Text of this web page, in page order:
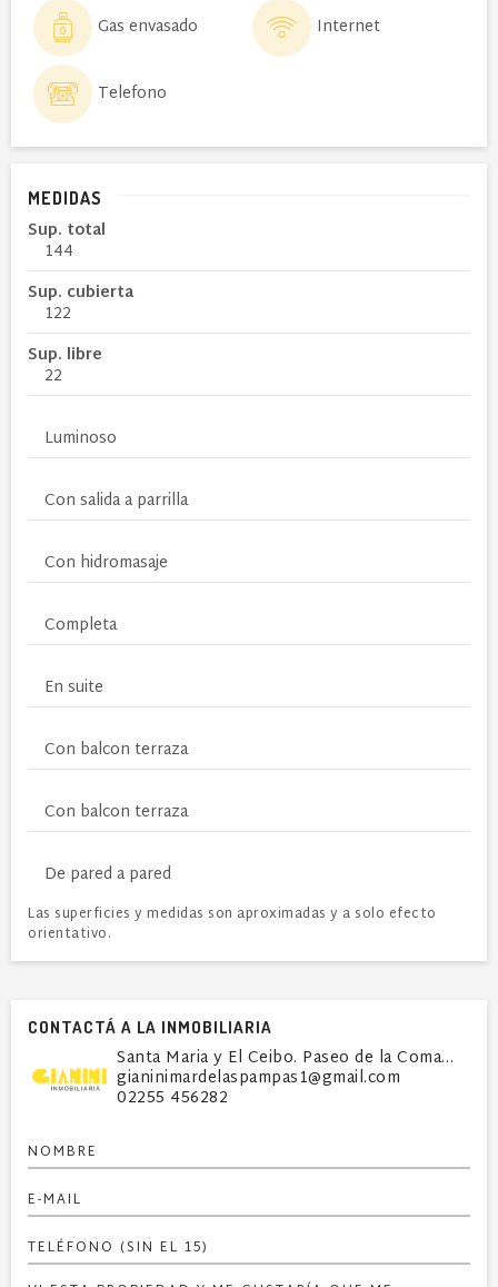
Gas envasado Internet
Telefono
MEDIDAS
Sup. total
144
Sup. cubierta
122
Sup. libre
22
Luminoso
Con salida a parrilla
Con hidromasaje
Completa
En suite
Con balcon terraza
Con balcon terraza
De pared a pared
Las superficies y medidas son aproximadas y a solo efecto
orientativo.
CONTACTÁ A LA INMOBILIARIA
Santa Maria y El Ceibo. Paseo de la Comarca - Loca
gianinimardelaspampas1@gmail.com
02255 456282